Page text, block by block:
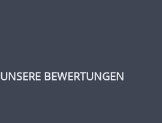
UNSERE BEWERTUNGEN